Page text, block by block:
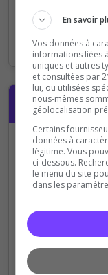
https://
Optionnel :
vos streams
Compte
Avez-vous déjà
Je me
mon compte
Serveurs
En savoir
Vos données à
informations liées
uniques et autres
et consultées par
lui, ou utilisées
nous-mêmes
géolocalisation
Certains
données à
légitime. Vous
ci-dessous.
le menu du site
dans les